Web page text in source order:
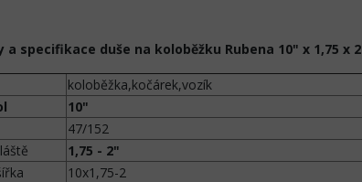
a specifikace duše na koloběžku Rubena 10" x 1,75 x 2
koloběžka,kočárek,vozík
10"
47/152
1,75 - 2"
10x1,75-2